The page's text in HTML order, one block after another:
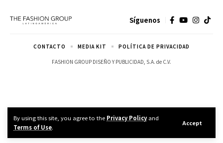
By using this site, you agree to the Privacy Policyand
Terms of Use.
Accept
Síguenos
FASHION GROUP DISEÑO Y PUBLICIDAD, S.A. de C.V.
CONTACTO MEDIA KIT POLÍTICA DE PRIVACIDAD